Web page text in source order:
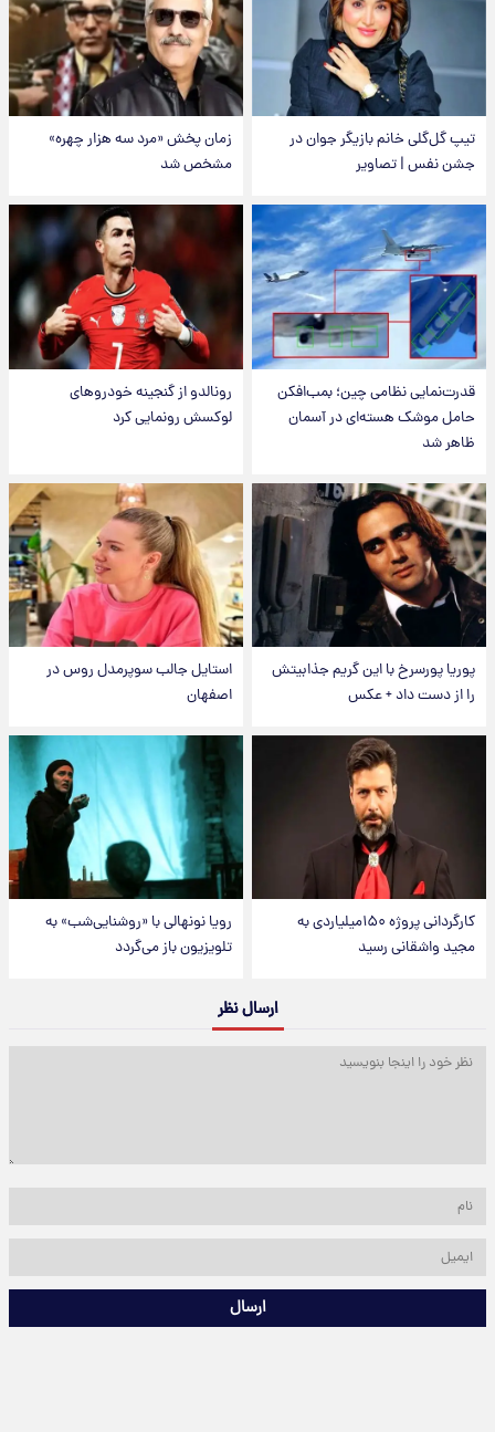
تیپ گل‌گلی خانم بازیگر جوان در
جشن نفس | تصاویر
زمان پخش «مرد سه هزار چهره»
مشخص شد
قدرت‌نمایی نظامی چین؛ بمب‌افکن
حامل موشک هسته‌ای در آسمان
ظاهر شد
رونالدو از گنجینه خودروهای
لوکسش رونمایی کرد
پوریا پورسرخ با این گریم جذابیتش
را از دست داد + عکس
استایل جالب سوپرمدل روس در
اصفهان
کارگردانی پروژه ۱۵۰میلیاردی به
مجید واشقانی رسید
رویا نونهالی با «روشنایی‌شب» به
تلویزیون باز می‌گردد
ارسال نظر
ارسال